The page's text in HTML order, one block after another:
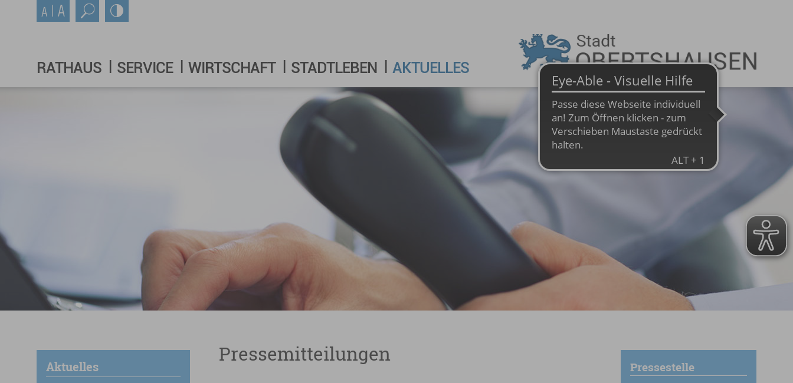
RATHAUS SERVICE WIRTSCHAFT STADTLEBEN AKTUELLES
Aktuelles
Pressemitteilungen
Pressestelle